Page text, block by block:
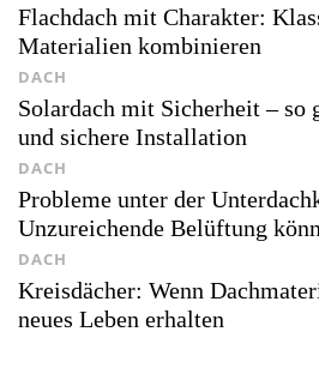
Flachdach mit Charakter:
Materialien kombinieren
Solardach mit Sicherheit – so
und sichere Installation
DACH
Probleme unter der
Unzureichende Belüftung
DACH
Kreisdächer: Wenn
neues Leben erhalten
DACH